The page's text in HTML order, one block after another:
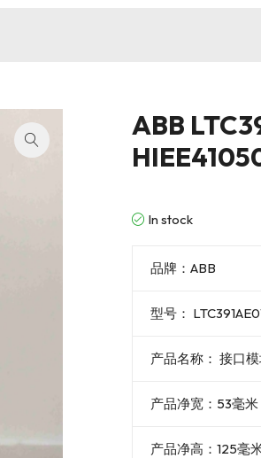
ABB
In stock
品牌：ABB
型号：
产品名称： 接口
产品净宽：53毫米
产品净高：125毫